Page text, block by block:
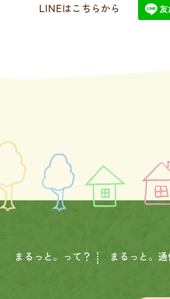
LINEはこちらから
まるっと。って？ まるっと。通